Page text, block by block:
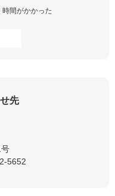
時間がかかった
先
5652